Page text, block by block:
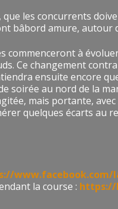
les concurrents
bâbord amure, autour
commenceront à
Ce changement
ensuite encore
au nord de la
mais portante,
quelques écarts au
la course : https://